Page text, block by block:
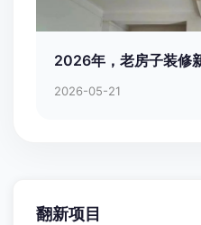
2026年，老房子装修
2026-05-21
翻新项目